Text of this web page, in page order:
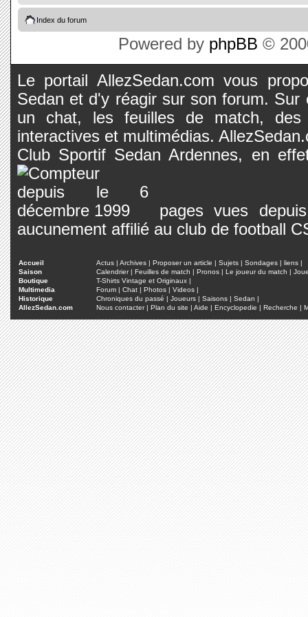
Index du forum
Powered by phpBB ©
Le portail AllezSedan.com vous
Sedan et d'y réagir sur son forum.
un chat, les feuilles de match, des
interactives et multimédias.
Club Sportif Sedan Ardennes, en
pages vues
aucunement affilié au club de football
Accueil Actus | Archives | Proposer un article | Sujets | Sondages | liens |
Saison
Calendrier| Feuilles de match | Pronos | Le joueur du match |
Boutique
T-Shirts Vintage et Originaux |
Multimedia
Forum | Chat | Photos | Videos |
Historique
Chroniques du passé | Joueurs | Saisons | Sedan |
AllezSedan.com
Nous contacter| Plan du site | Aide | Encyclopedie | Recherche |